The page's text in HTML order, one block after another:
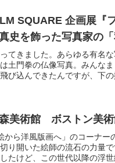
SQUARE 企画展『
史を飾った写真家の「
てきました。あらゆる有名
土門拳の仏像写真。みんな
び込んできたんですが、下
森美術館 ボストン美
から洋風版画へ」のコーナー
り開いた絵師の流石の力量
たけど、この世代以降の浮